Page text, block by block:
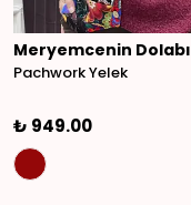
Meryemcenin Dolabı
Pachwork Yelek
₺ 949.00